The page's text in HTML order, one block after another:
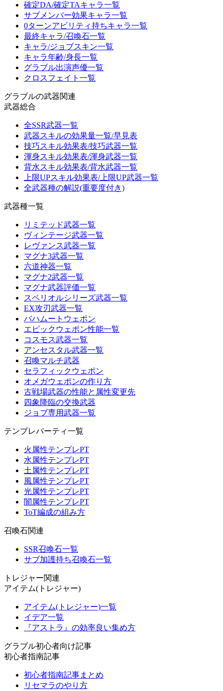
確定DA/確定TAキャラ一覧
サブメンバー効果キャラ一覧
0ターンアビリティ持ちキャラ一覧
最終キャラ/召喚石一覧
キャラ/ジョブスキン一覧
キャラ年齢/身長一覧
グラブル出演声優一覧
クロスフェイト一覧
グラブルの武器関連
武器総合
全SSR武器一覧
武器スキルの効果量一覧/早見表
技巧スキル効果表/技巧武器一覧
渾身スキル効果表/渾身武器一覧
背水スキル効果表/背水武器一覧
上限UPスキル効果表/上限UP武器一覧
全武器種の解説(重要度付き)
武器種一覧
リミテッド武器一覧
ヴィンテージ武器一覧
レヴァンス武器一覧
マグナ3武器一覧
六道神器一覧
マグナ2武器一覧
マグナ武器評価一覧
スペリオルシリーズ武器一覧
EX攻刃武器一覧
バハムートウェポン
エピックウェポン性能一覧
コスモス武器一覧
アンセスタル武器一覧
召喚マルチ武器
セラフィックウェポン
オメガウェポンの作り方
古戦場武器の性能と属性変更先
四象降臨の交換武器
ジョブ専用武器一覧
テンプレパーティ一覧
火属性テンプレPT
水属性テンプレPT
土属性テンプレPT
風属性テンプレPT
光属性テンプレPT
闇属性テンプレPT
ToT編成の組み方
召喚石関連
SSR召喚石一覧
サブ加護持ち召喚石一覧
トレジャー関連
アイテム(トレジャー)
アイテム(トレジャー)一覧
イデア一覧
『アストラ』の効率良い集め方
グラブル初心者向け記事
初心者指南記事
初心者指南記事まとめ
リセマラのやり方